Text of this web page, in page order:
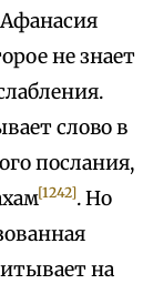
не знает
слово в
послания,
[1242]. Но
на